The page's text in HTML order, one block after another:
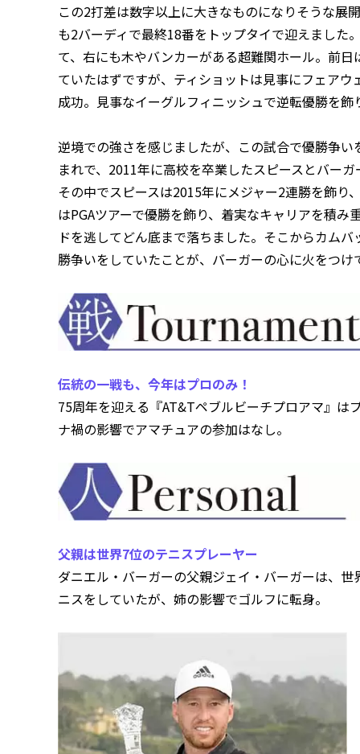
この2打差は数字以上に大きなものになりそうな展
も2バーディで最終18番をトップタイで迎えました
て、右にも木やバンカーがある超難関ホール。前
ていたはずですが、ティショットは見事にフェア
成功。見事なイーグルフィニッシュで逆転優勝を飾
逆境での強さを感じましたが、この試合で優勝争
まれで、2011年に高校を卒業したスピースとバー
その中でスピースは2015年にメジャー2連勝を飾
はPGAツアーで優勝を飾り、着実なキャリアを積
ドを逃してどん底まで落ちました。そこからカム
勝争いをしていたことが、バーガーの心に火をつ
伝統の一戦も、今年はプロのみ！
75周年を迎える『AT&Tペブルビーチプロアマ』
ナ禍の影響でアマチュアの参加はなし。
父親は世界7位のテニスプレーヤー
ダニエル・バーガーの父親ジェイ・バーガーは、
ニスをしていたが、姉の影響でゴルフに転身。